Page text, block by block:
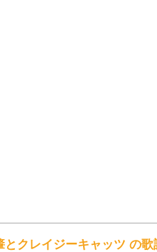
クレイジーキャッツ の